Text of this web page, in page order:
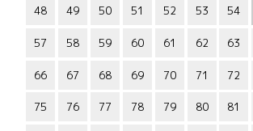
48 49 50 51 52 53 54
57 58 59 60 61 62 63
66 67 68 69 70 71 72
75 76 77 78 79 80 81